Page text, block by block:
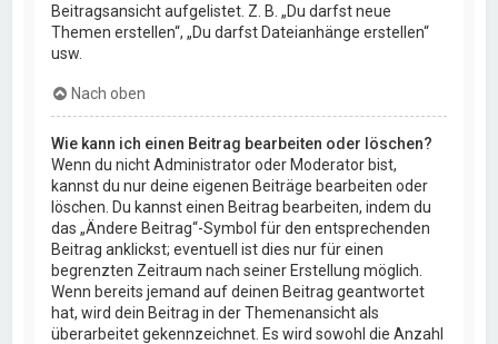
Beitragsansicht aufgelistet. Z. B. „Du darfst neue
Themen erstellen“, „Du darfst Dateianhänge erstellen“
usw.
Nach oben
Wie kann ich einen Beitrag bearbeiten oder löschen?
Wenn du nicht Administrator oder Moderator bist,
kannst du nur deine eigenen Beiträge bearbeiten oder
löschen. Du kannst einen Beitrag bearbeiten, indem du
das „Ändere Beitrag“-Symbol für den entsprechenden
Beitrag anklickst; eventuell ist dies nur für einen
begrenzten Zeitraum nach seiner Erstellung möglich.
Wenn bereits jemand auf deinen Beitrag geantwortet
hat, wird dein Beitrag in der Themenansicht als
überarbeitet gekennzeichnet. Es wird sowohl die Anzahl